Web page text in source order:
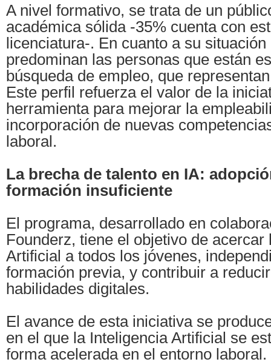
A nivel formativo, se trata de un
académica sólida -35% cuenta con
licenciatura-. En cuanto a su
predominan las personas que están
búsqueda de empleo, que
Este perfil refuerza el valor de la
herramienta para mejorar la
incorporación de nuevas
laboral.
La brecha de talento en IA:
formación insuficiente
El programa, desarrollado en
Founderz, tiene el objetivo de acercar
Artificial a todos los jóvenes,
formación previa, y contribuir a
habilidades digitales.
El avance de esta iniciativa se
en el que la Inteligencia Artificial se
forma acelerada en el entorno